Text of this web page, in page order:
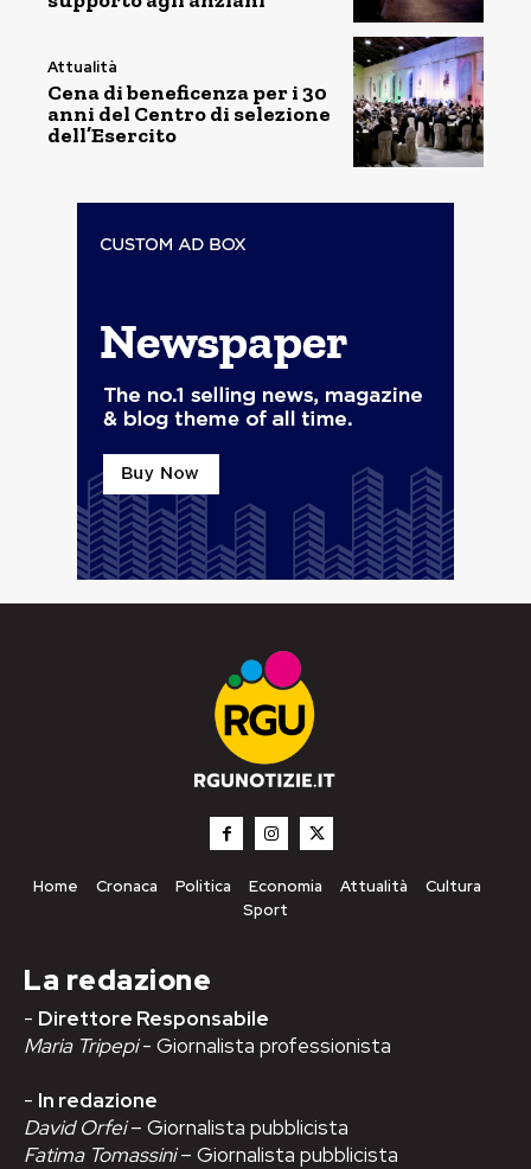
Attualità
Cena di beneficenza per i 30
anni del Centro di selezione
dell’Esercito
Home Cronaca Politica Economia Attualità
Cultura
Sport
La redazione
- Direttore Responsabile
Maria Tripepi- Giornalista professionista
- In redazione
David Orfei– Giornalista pubblicista
Fatima Tomassini– Giornalista pubblicista